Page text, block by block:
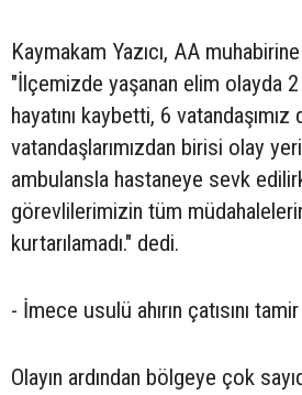
Kaymakam Yazıcı, AA
"İlçemizde yaşanan elim olayda 2
hayatını kaybetti, 6 vatandaşımız
vatandaşlarımızdan birisi olay
ambulansla hastaneye sevk
görevlilerimizin tüm
kurtarılamadı." dedi.
- İmece usulü ahırın çatısını
Olayın ardından bölgeye çok